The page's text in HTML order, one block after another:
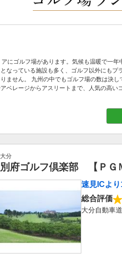
にゴルフ場があります。気候も温暖で一
なっている施設も多く、ゴルフ以外にも
ません。 九州の中でもゴルフ場の数は決
ベレージからアスリートまで、人気の高い
大分
別府ゴルフ倶楽部 【ＰＧ
速見ICよ
総合評価
大分自動車